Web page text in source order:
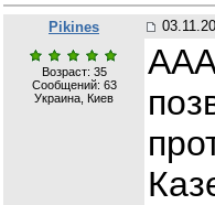
Pikines
Возраст: 35
Сообщений: 63
Украина, Киев